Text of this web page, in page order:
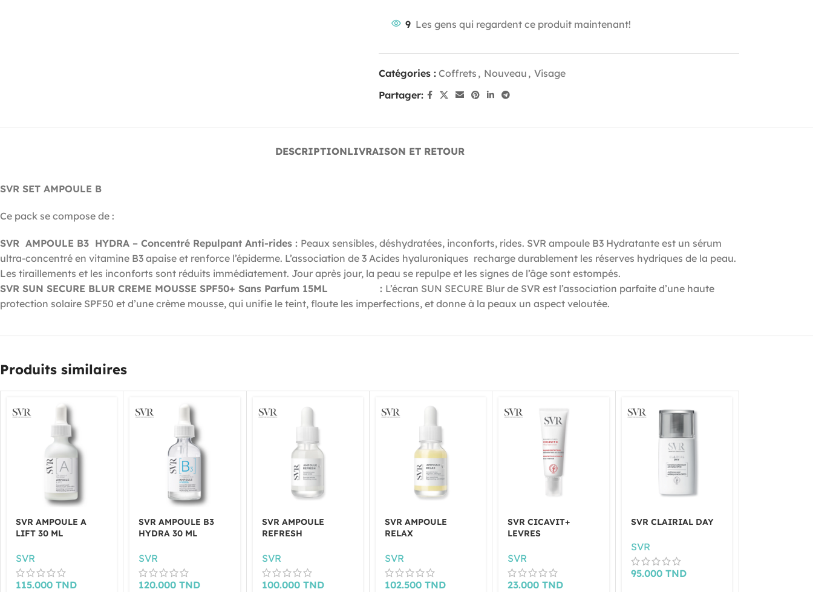
9 Les gens qui regardent ce produit maintenant!
Catégories : Coffrets , Nouveau , Visage
Partager:
DESCRIPTIONLIVRAISON ET RETOUR
SVR SET AMPOULE B
Ce pack se compose de :
SVR AMPOULE B3 HYDRA – Concentré Repulpant Anti-rides : Peaux sensibles, déshydratées, inconforts, rides. SVR ampoule B3 Hydratante est un sérum
ultra-concentré en vitamine B3 apaise et renforce l’épiderme. L’association de 3 Acides hyaluroniques recharge durablement les réserves hydriques de la peau.
Les tiraillements et les inconforts sont réduits immédiatement. Jour après jour, la peau se repulpe et les signes de l’âge sont estompés.
SVR SUN SECURE BLUR CREME MOUSSE SPF50+ Sans Parfum 15ML : L’écran SUN SECURE Blur de SVR est l’association parfaite d’une haute
protection solaire SPF50 et d’une crème mousse, qui unifie le teint, floute les imperfections, et donne à la peaux un aspect veloutée.
Produits similaires
SVR AMPOULE A
LIFT 30 ML
SVR
115.000 TND
SVR AMPOULE B3
HYDRA 30 ML
SVR
120.000TND
SVR AMPOULE
REFRESH
SVR
100.000 TND
SVR AMPOULE
RELAX
SVR
102.500 TND
SVR CICAVIT+
LEVRES
SVR
23.000TND
SVR CLAIRIAL DAY
SVR
95.000 TND